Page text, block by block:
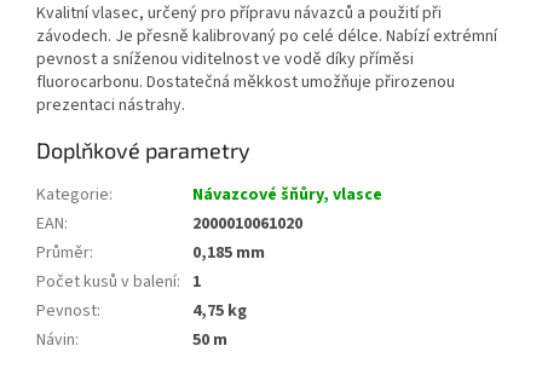
Kvalitní vlasec, určený pro přípravu návazců a použití při
závodech. Je přesně kalibrovaný po celé délce. Nabízí extrémní
pevnost a sníženou viditelnost ve vodě díky příměsi
fluorocarbonu. Dostatečná měkkost umožňuje přirozenou
prezentaci nástrahy.
Doplňkové parametry
Kategorie:
Návazcové šňůry, vlasce
EAN:
2000010061020
Průměr:
0,185 mm
Počet kusů v balení: 1
Pevnost:
4,75 kg
Návin: 50 m